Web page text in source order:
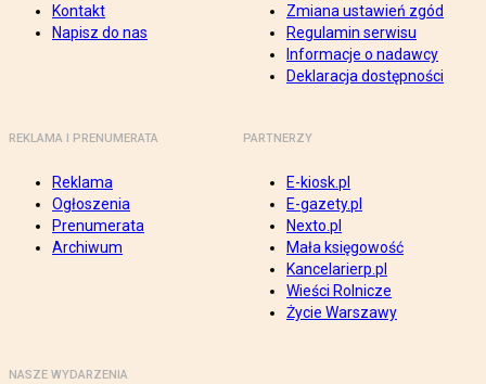
Kontakt
Napisz do nas
Zmiana ustawień zgód
Regulamin serwisu
Informacje o nadawcy
Deklaracja dostępności
REKLAMA I PRENUMERATA
Reklama
Ogłoszenia
Prenumerata
Archiwum
PARTNERZY
E-kiosk.pl
E-gazety.pl
Nexto.pl
Mała księgowość
Kancelarierp.pl
Wieści Rolnicze
Życie Warszawy
NASZE WYDARZENIA